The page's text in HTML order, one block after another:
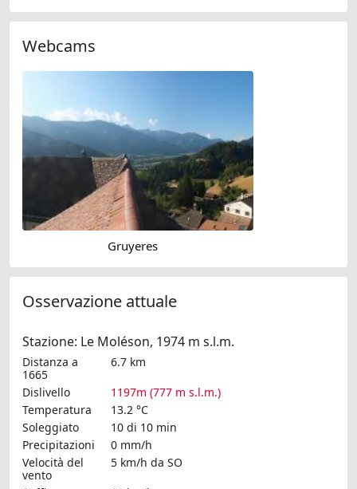
Webcams
Gruyeres
Osservazione attuale
Stazione: Le Moléson, 1974 m s.l.m.
Distanza a
1665
6.7 km
Dislivello
1197m (777 m s.l.m.)
Temperatura
13.2 °C
Soleggiato
10 di 10 min
Precipitazioni
0 mm/h
Velocità del
vento
5 km/h da SO